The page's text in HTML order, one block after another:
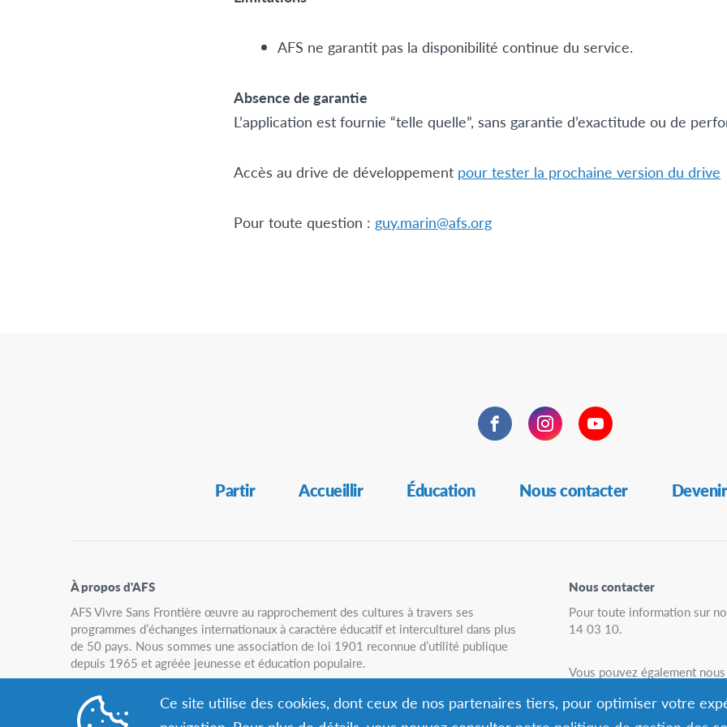
AFS ne garantit pas la disponibilité continue du service.
Absence de garantie
L’application est fournie “telle quelle”, sans garantie d’exactitude ou de
Accès au drive de développement pour tester la prochaine version du drive
Pour toute question : guy.marin@afs.org
FacebookInstagramYouTube
Partir Accueillir Éducation Nous contacter
Nous contacter
Pour toute information sur
14 03 10.
Vous pouvez également
À propos d'AFS
AFS Vivre Sans Frontière œuvre au rapprochement des cultures à travers ses
programmes d’échanges internationaux à caractère éducatif et interculturel dans plus
de 50 pays. Nous sommes une association de loi 1901 reconnue d’utilité publique
depuis 1965 et agréée jeunesse et éducation populaire.
Ce site utilise des cookies, dont ceux de nos partenaires tiers, pour optimiser votre